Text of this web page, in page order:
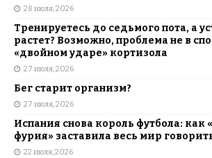
28 июля, 2026
Тренируетесь до седьмого пота, а
растет? Возможно, проблема не в
«двойном ударе» кортизола
27 июля, 2026
Бег старит организм?
27 июля, 2026
Испания снова король футбола: как
фурия» заставила весь мир
22 июля, 2026